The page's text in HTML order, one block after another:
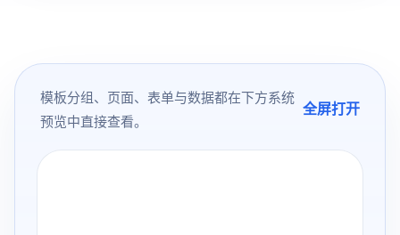
模板分组、页面、表单与数据都在下方系统
预览中直接查看。
全屏打开